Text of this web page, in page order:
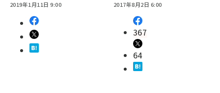
2019年1月11日 9:00 2017年8月2日 6:00
367
64